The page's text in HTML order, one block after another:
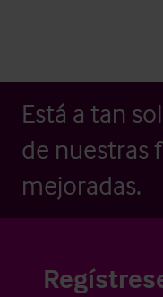
Está a tan
de nuestras
mejoradas.